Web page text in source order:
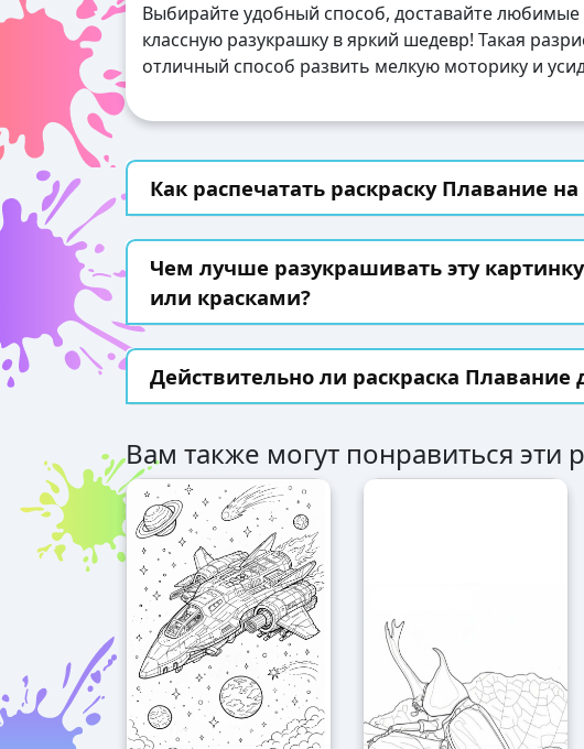
Выбирайте удобный способ, доставайте
классную разукрашку в яркий шедевр! Такая
отличный способ развить мелкую моторику и
Как распечатать раскраску Плавание
Чем лучше разукрашивать эту
или красками?
Действительно ли раскраска Плавание
Вам также могут понравиться эти